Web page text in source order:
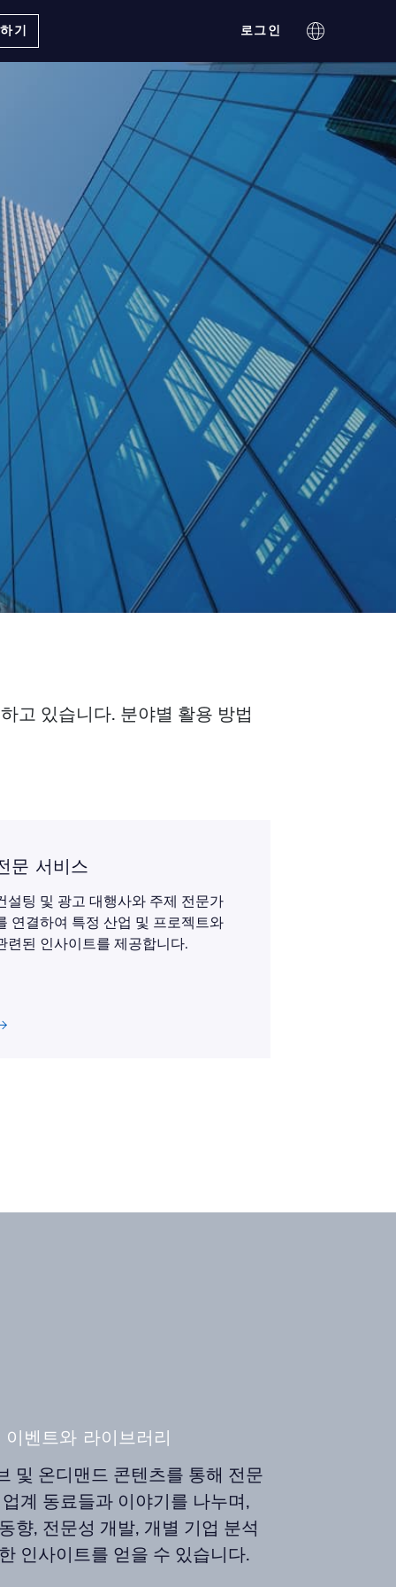
기 로그인
고 있습니다. 분야별 활용 방법
문 서비스
설팅 및 광고 대행사와 주제 전문가
연결하여 특정 산업 및 프로젝트와
련된 인사이트를 제공합니다.
벤트와 라이브러리
및 온디맨드 콘텐츠를 통해 전문
계 동료들과 이야기를 나누며,
향, 전문성 개발, 개별 기업 분석
인사이트를 얻을 수 있습니다.